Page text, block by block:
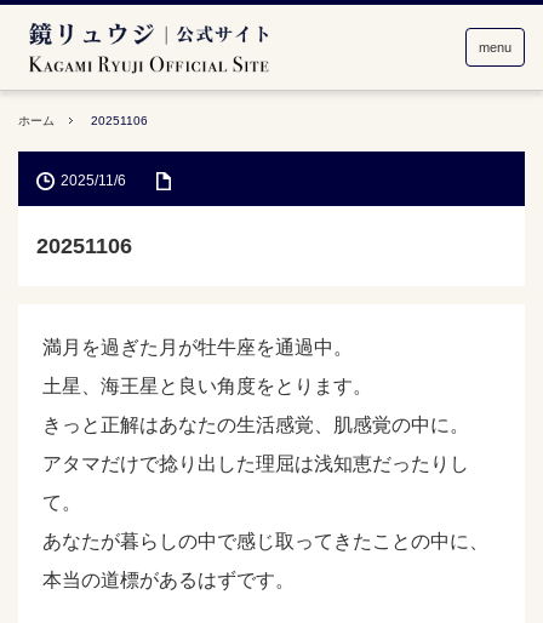
menu
ホーム 20251106
2025/11/6
20251106
満月を過ぎた月が牡牛座を通過中。
土星、海王星と良い角度をとります。
きっと正解はあなたの生活感覚、肌感覚の中に。
アタマだけで捻り出した理屈は浅知恵だったりし
て。
あなたが暮らしの中で感じ取ってきたことの中に、
本当の道標があるはずです。